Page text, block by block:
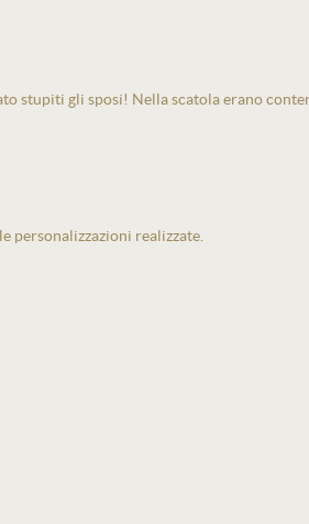
stupiti gli sposi! Nella scatola erano
personalizzazioni realizzate.